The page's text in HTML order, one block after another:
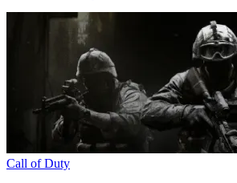
Call of Duty